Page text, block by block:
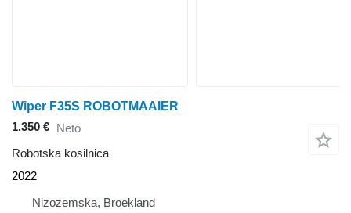
Wiper F35S ROBOTMAAIER
1.350 € Neto
Robotska kosilnica
2022
Nizozemska, Broekland